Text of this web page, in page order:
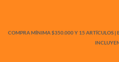
COMPRA MÍNIMA $350.000 Y 15 ARTÍCULOS |